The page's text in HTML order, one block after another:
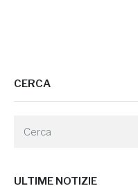
CERCA
ULTIME NOTIZIE